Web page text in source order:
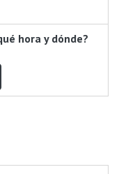
hora y dónde?